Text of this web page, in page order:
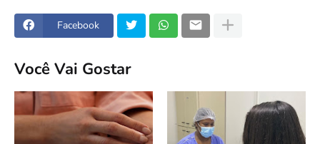
Facebook
Você Vai Gostar